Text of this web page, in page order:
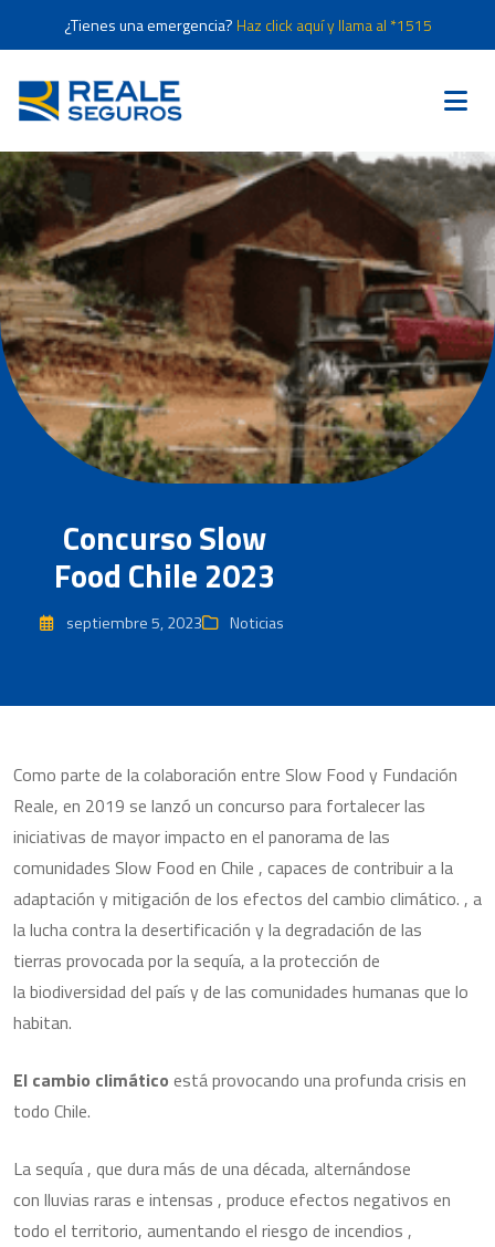
¿Tienes una emergencia? Haz click aquí y llama al *1515
Concurso Slow
Food Chile 2023
septiembre 5, 2023 Noticias
Como parte de la colaboración entre Slow Food y Fundación
Reale, en 2019 se lanzó un concurso para fortalecer las
iniciativas de mayor impacto en el panorama de las
comunidades Slow Food en Chile , capaces de contribuir a la
adaptación y mitigación de los efectos del cambio climático. , a
la lucha contra la desertificación y la degradación de las
tierras provocada por la sequía, a la protección de
la biodiversidad del país y de las comunidades humanas que lo
habitan.
El cambio climático está provocando una profunda crisis en
todo Chile.
La sequía , que dura más de una década, alternándose
con lluvias raras e intensas , produce efectos negativos en
todo el territorio, aumentando el riesgo de incendios ,